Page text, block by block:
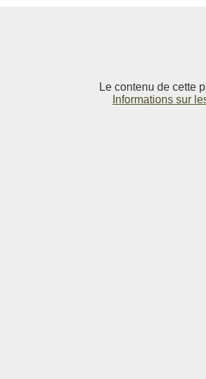
Le contenu de cette
Informations sur